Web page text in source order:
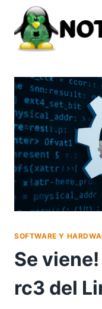
Saltar
contenido
SOFTWARE Y
Se
rc3 del